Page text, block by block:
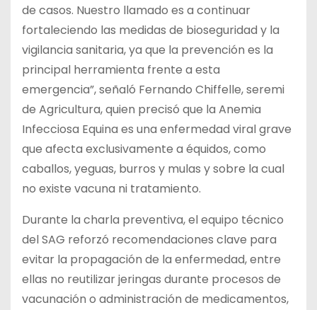
de casos. Nuestro llamado es a continuar
fortaleciendo las medidas de bioseguridad y la
vigilancia sanitaria, ya que la prevención es la
principal herramienta frente a esta
emergencia”, señaló Fernando Chiffelle, seremi
de Agricultura, quien precisó que la Anemia
Infecciosa Equina es una enfermedad viral grave
que afecta exclusivamente a équidos, como
caballos, yeguas, burros y mulas y sobre la cual
no existe vacuna ni tratamiento.
Durante la charla preventiva, el equipo técnico
del SAG reforzó recomendaciones clave para
evitar la propagación de la enfermedad, entre
ellas no reutilizar jeringas durante procesos de
vacunación o administración de medicamentos,